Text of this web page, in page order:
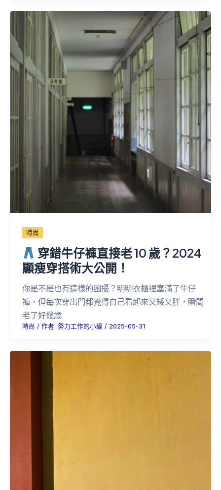
時尚
穿錯牛仔褲直接老 10 歲？2024
顯瘦穿搭術大公開！
你是不是也有這樣的困擾？明明衣櫃裡塞滿了牛仔
褲，但每次穿出門都覺得自己看起來又矮又胖，瞬間
老了好幾歲
時尚 / 作者: 努力工作的小編 / 2025-05-31